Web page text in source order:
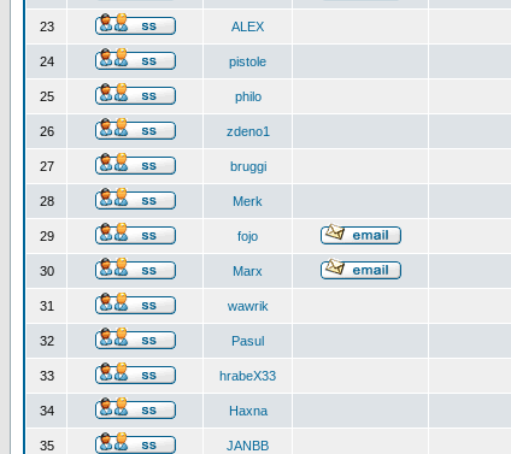
23 ALEX
24 pistole
25 philo
26 zdeno1
27 bruggi
28 Merk
29 fojo
30 Marx
31 wawrik
32 Pasul
33 hrabeX33
34 Haxna
35 JANBB